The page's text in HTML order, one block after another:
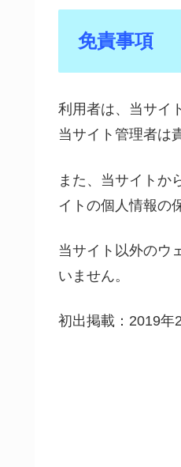
免責事項
利用者は、当サイ
当サイト管理者は
また、当サイトか
イトの個人情報の
当サイト以外のウ
いません。
初出掲載：2019年